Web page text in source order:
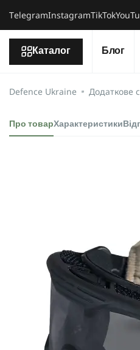
ТelegramInstagramTikTok
Каталог Блог
Defence Ukraine Додаткове
Про товарХарактеристики